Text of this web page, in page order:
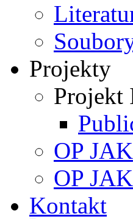
Projekty
OP JAK
OP
Kontakt